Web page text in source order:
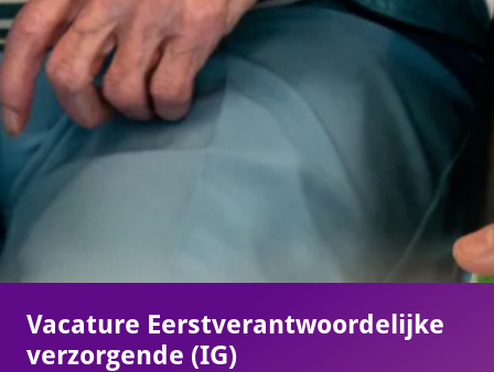
Vacature Eerstverantwoordelijke
verzorgende (IG)